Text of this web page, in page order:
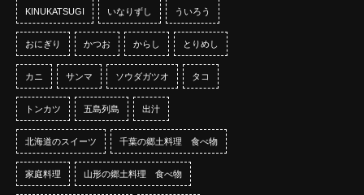
KINUKATSUGI いなりずし ういろう
おにぎり かつお からし とりめし
カニ サンマ ソウダガツオ タコ
トンカツ 五島列島 出汁
北海道のスイーツ 千葉の郷土料理 食べ物
家庭料理 山形の郷土料理 食べ物